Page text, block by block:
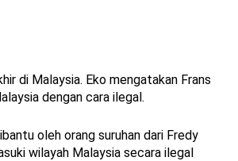
di Malaysia. Eko mengatakan Frans
dengan cara ilegal.
oleh orang suruhan dari Fredy
wilayah Malaysia secara ilegal